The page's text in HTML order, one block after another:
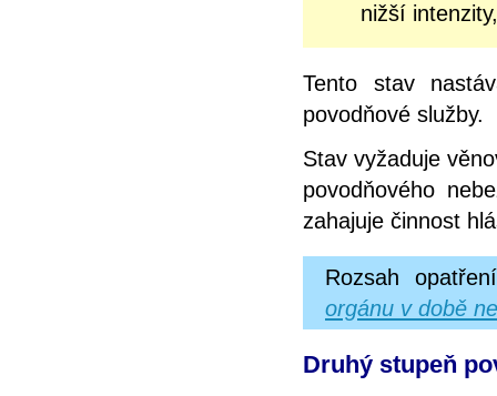
nižší
Tento stav
povodňové služby.
Stav vyžaduje
povodňového
zahajuje činnost
Rozsah
orgánu v době
Druhý stupeň